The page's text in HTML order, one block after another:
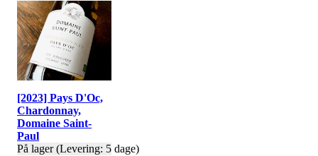
[2023] Pays D'Oc,
Chardonnay,
Domaine Saint-
Paul
På lager (Levering: 5 dage)